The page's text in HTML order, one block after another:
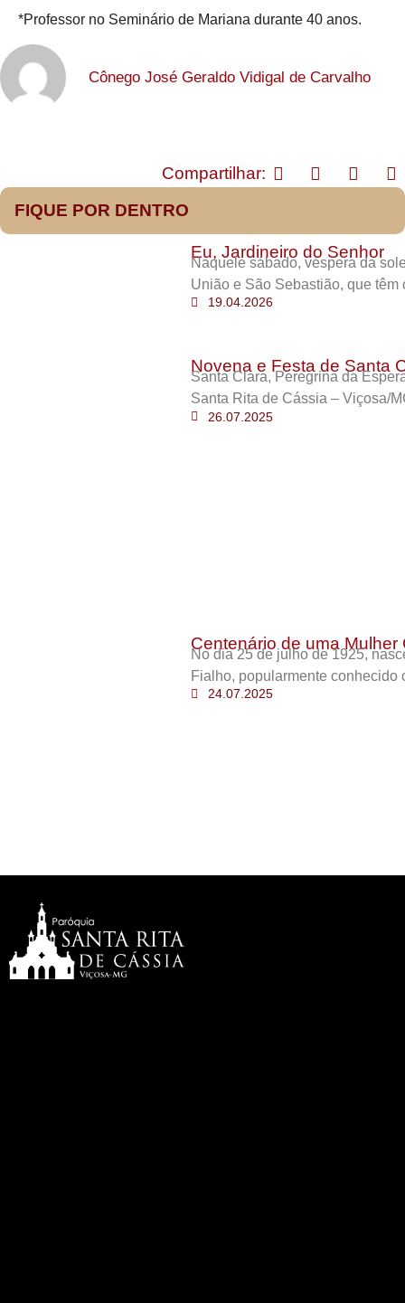
*Professor no Seminário de Mariana durante 40 anos.
Cônego José Geraldo Vidigal de Carvalho
Compartilhar:
FIQUE POR DENTRO
Eu, Jardineiro do Senhor
Naquele sábado, véspera da
União e São Sebastião, que têm
19.04.2026
Novena e Festa de Santa
Santa Clara, Peregrina da
Santa Rita de Cássia – Viçosa/
26.07.2025
Centenário de uma Mulher
No dia 25 de julho de 1925,
Fialho, popularmente conhecido
24.07.2025